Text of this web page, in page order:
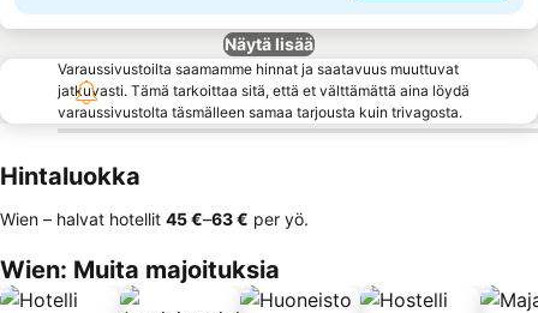
Näytä lisää
Varaussivustoilta saamamme hinnat ja saatavuus muuttuvat
jatkuvasti. Tämä tarkoittaa sitä, että et välttämättä aina löydä
varaussivustolta täsmälleen samaa tarjousta kuin trivagosta.
Hintaluokka
Wien – halvat hotellit ‎45 €–‎63 € per yö.
Wien: Muita majoituksia